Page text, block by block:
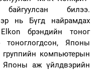
байгуулсан билээ.
нь Бүгд найрамдах
брэндийн тоног
тоноглогдсон, Японы
группийн компьютерын
Японы аж үйлдвэрийн